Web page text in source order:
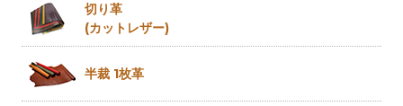
切り革
(カットレザー)
半裁 1枚革